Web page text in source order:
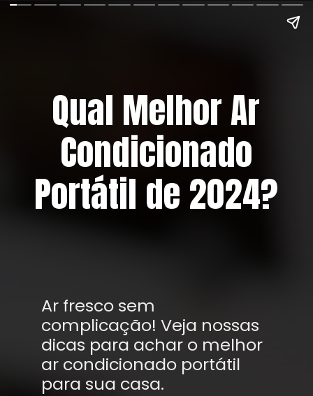
Qual Melhor Ar
Condicionado
Portátil de 2024?
Ar fresco sem
complicação! Veja nossas
dicas para achar o melhor
ar condicionado portátil
para sua casa.